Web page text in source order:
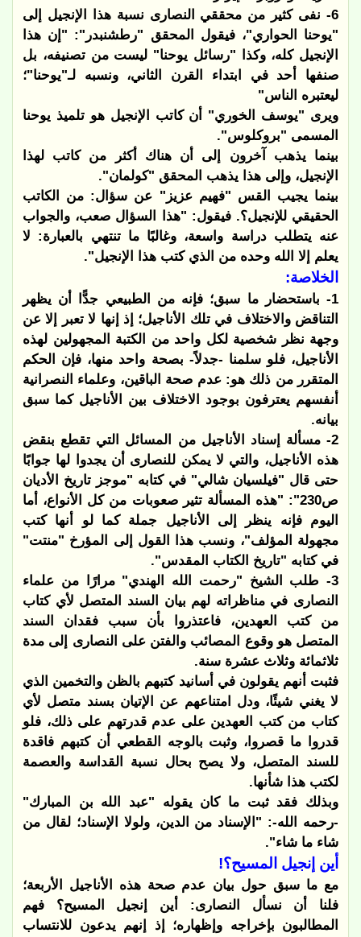
6- نفى كثير من محققي النصارى نسبة هذا الإنجيل إلى
"يوحنا الحواري"، فيقول المحقق "رطشنبدر": "إن هذا
الإنجيل كله، وكذا "رسائل يوحنا" ليست من تصنيفه، بل
صنفها أحد في ابتداء القرن الثاني، ونسبه لـ"يوحنا"؛
ليعتبره الناس"
ويرى "يوسف الخوري" أن كاتب الإنجيل هو تلميذ يوحنا
المسمى "بروكلوس".
بينما يذهب آخرون إلى أن هناك أكثر من كاتب لهذا
الإنجيل، وإلى هذا يذهب المحقق "كولمان".
بينما يجيب القس "فهيم عزيز" عن سؤال: من الكاتب
الحقيقي للإنجيل؟. فيقول: "هذا السؤال صعب، والجواب
عنه يتطلب دراسة واسعة، وغالبًا ما تنتهي بالعبارة: لا
يعلم إلا الله وحده من الذي كتب هذا الإنجيل".
الخلاصة:
1- باستحضار ما سبق؛ فإنه من الطبيعي جدًّا أن يظهر
التناقض والاختلاف في تلك الأناجيل؛ إذ إنها لا تعبر إلا عن
وجهة نظر شخصية لكل واحد من الكتبة المجهولين لهذه
الأناجيل، فلو سلمنا -جدلاً- بصحة واحد منها، فإن الحكم
المتقرر من ذلك هو: عدم صحة الباقين، وعلماء النصرانية
أنفسهم يعترفون بوجود الاختلاف بين الأناجيل كما سبق
بيانه.
2- مسألة إسناد الأناجيل من المسائل التي تقطع بنقض
هذه الأناجيل، والتي لا يمكن للنصارى أن يجدوا لها جوابًا
حتى قال "فيلسيان شالي" في كتابه "موجز تاريخ الأديان
ص230": "هذه المسألة تثير صعوبات من كل الأنواع، أما
اليوم فإنه ينظر إلى الأناجيل جملة كما لو أنها كتب
مجهولة المؤلف"، ونسب هذا القول إلى المؤرخ "منتت"
في كتابه "تاريخ الكتاب المقدس".
3- طلب الشيخ "رحمت الله الهندي" مرارًا من علماء
النصارى في مناظراته لهم بيان السند المتصل لأي كتاب
من كتب العهدين، فاعتذروا بأن سبب فقدان السند
المتصل هو وقوع المصائب والفتن على النصارى إلى مدة
ثلاثمائة وثلاث عشرة سنة.
فثبت أنهم يقولون في أسانيد كتبهم بالظن والتخمين الذي
لا يغني شيئًا، ودل امتناعهم عن الإتيان بسند متصل لأي
كتاب من كتب العهدين على عدم قدرتهم على ذلك، فلو
قدروا ما قصروا، وثبت بالوجه القطعي أن كتبهم فاقدة
للسند المتصل، ولا يصح بحال نسبة القداسة والعصمة
لكتب هذا شأنها.
وبذلك فقد ثبت ما كان يقوله "عبد الله بن المبارك"
-رحمه الله-: "الإسناد من الدين، ولولا الإسناد؛ لقال من
شاء ما شاء".
أين إنجيل المسيح؟!
مع ما سبق حول بيان عدم صحة هذه الأناجيل الأربعة؛
فلنا أن نسأل النصارى: أين إنجيل المسيح؟ فهم
المطالبون بإخراجه وإظهاره؛ إذ إنهم يدعون للانتساب